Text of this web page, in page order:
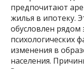
предпочитают
жилья в ипотеку.
обусловлен рядом
психологических
изменения в
населения.